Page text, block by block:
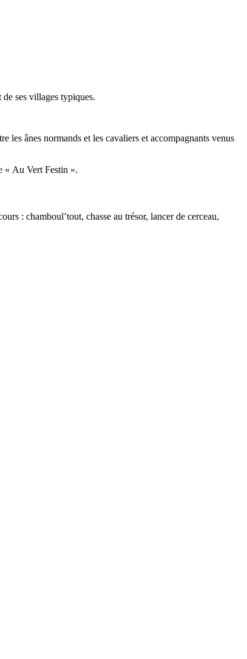
ses villages typiques.
les ânes normands et les cavaliers et accompagnants venus
« Au Vert Festin ».
: chamboul’tout, chasse au trésor, lancer de cerceau,